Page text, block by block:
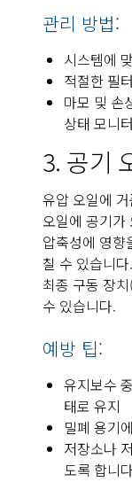
관리 방법:
시스템에
적절한 필
마모 및 손
상태 모니
3. 공기
유압 오일에
오일에 공기가
압축성에 영향
칠 수 있습니
최종 구동 장
수 있습니다.
예방 팁:
유지보수
태로 유지
밀폐 용기
저장소나
도록 합니